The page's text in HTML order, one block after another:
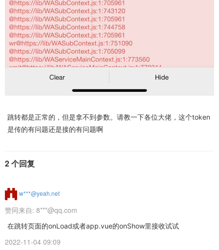
跳转都是正常的，但是拿不到参数。请教一下各位大佬，这个token
是传的有问题还是接的有问题啊
2 个回复
w***@yeah.net
赞同来自: 8***@qq.com
在跳转页面的onLoad或者app.vue的onShow里接收试试
2022-11-04 09:09